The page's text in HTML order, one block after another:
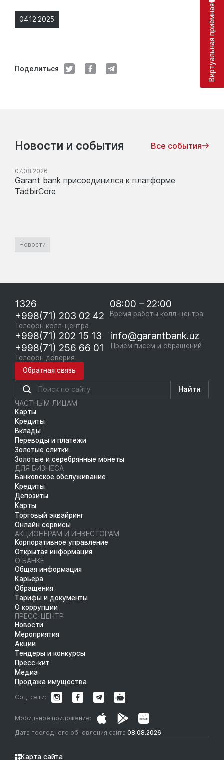
04.12.2025
Поделиться
Новости и события Все события
07.08.2026
Garant bank присоединился к платформе
TadbirCore
Новости
1326
+998(71) 203 02 42
Телефон колл-центра
08:00 – 22:00
Время работы колл-центра
+998(71) 202 15 13
+998(71) 256 66 01
Телефон доверия
info@garantbank.uz
Приём писем и обращений
Обратная связь
Найти
ЧАСТНЫМ ЛИЦАМ
Карты
Кредиты
Вклады
Переводы и платежи
Золотые слитки
Золотые и серебрянные монеты
ДЛЯ БИЗНЕСА
Банковское обслуживание
Кредиты
Депозиты
Карты
Торговый эквайринг
Онлайн сервисы
АКЦИОНЕРАМ И ИНВЕСТОРАМ
Корпоративное управление
Открытая информация
О БАНКЕ
Общая информация
Карьера
Обращения
Тарифы и документы
О коррупции
ПРЕСС-ЦЕНТР
Новости
Мероприятия
Акции
Тендеры и конкурсы
Пресс-кит
Медиа
Продажа имущества
Дата последнего обновления сайта 08.08.2026
Мобильное приложение:
Соц. сети:
Карта сайта
Виртуальная приёмная